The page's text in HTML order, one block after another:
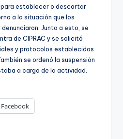
establecer o descartar
a la situación que los
Junto a esto, se
de CIPRAC y se solicitó
y protocolos establecidos
se ordenó la suspensión
a cargo de la actividad.
Facebook